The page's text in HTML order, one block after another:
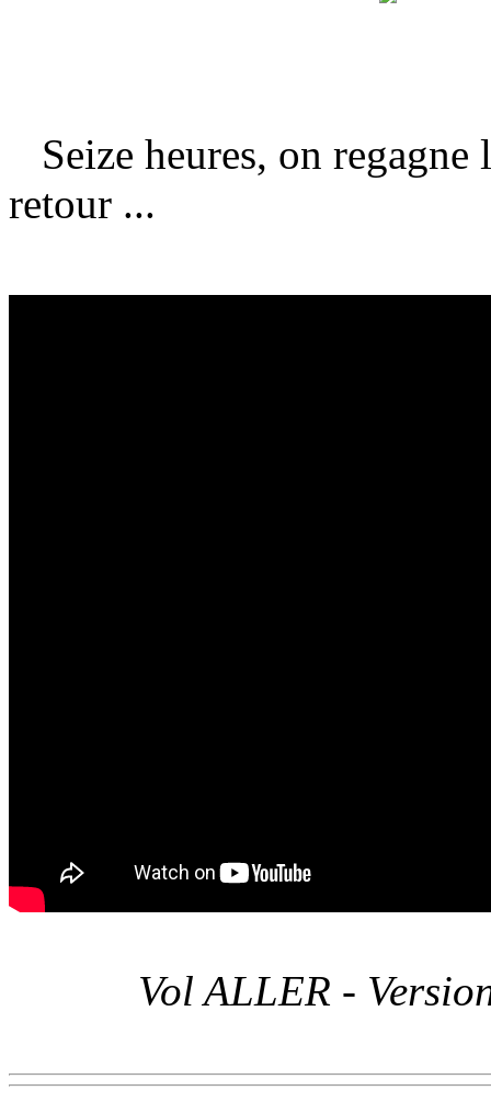
Seize heures, on
retour ...
Vol ALLER -